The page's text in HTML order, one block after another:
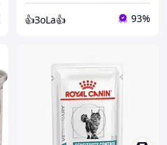
👍ЗоLa👍 93%